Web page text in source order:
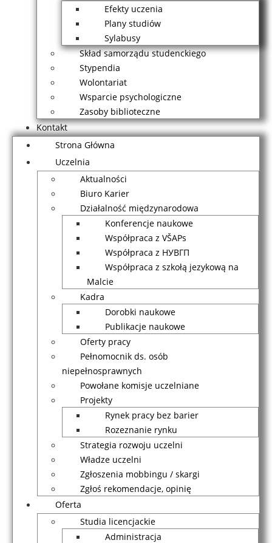
Efekty uczenia
Plany studiów
Sylabusy
Skład samorządu studenckiego
Stypendia
Wolontariat
Wsparcie psychologiczne
Zasoby biblioteczne
Kontakt
Strona Główna
Uczelnia
Aktualności
Biuro Karier
Działalność międzynarodowa
Konferencje naukowe
Współpraca z VŠAPs
Współpraca z НУВГП
Współpraca z szkołą jezykową na
Malcie
Kadra
Dorobki naukowe
Publikacje naukowe
Oferty pracy
Pełnomocnik ds. osób
niepełnosprawnych
Powołane komisje uczelniane
Projekty
Rynek pracy bez barier
Rozeznanie rynku
Strategia rozwoju uczelni
Władze uczelni
Zgłoszenia mobbingu / skargi
Zgłoś rekomendacje, opinię
Oferta
Studia licencjackie
Administracja